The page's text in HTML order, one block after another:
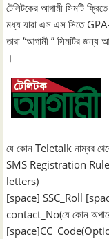
টেলিটকের আগামী সিমটি
মধ্য যারা এস এস সিতে
তারা “আগামী ” সিমটির জন্য
।
যে কোন Teletalk নাম্বর
SMS Registration
letters)
[space] SSC_Roll
contact_No(যে কোন